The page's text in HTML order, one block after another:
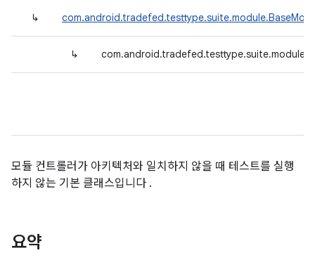
↳
↳
모듈 컨트롤러가 아키텍처와 일치하지 않을 때 테스트를 실행
하지 않는 기본 클래스입니다 .
요약